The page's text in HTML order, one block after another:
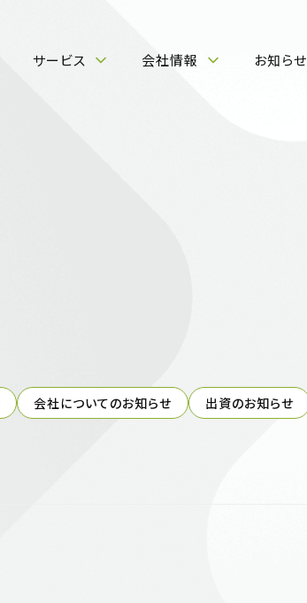
サービス 会社情報 お知らせ
会社についてのお知らせ 出資のお知らせ